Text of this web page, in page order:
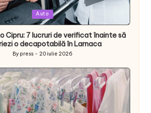
Auto
Cipru: 7 lucruri de verificat înainte să
o decapotabilă în Larnaca
Posted
By press 20 iulie 2026